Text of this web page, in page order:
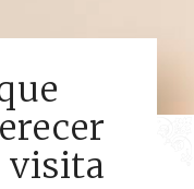
visita